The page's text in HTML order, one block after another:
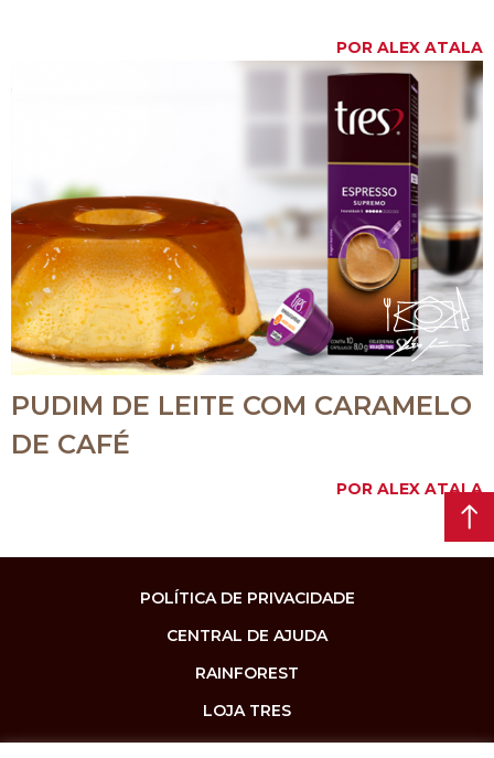
POR ALEX ATALA
PUDIM DE LEITE COM CARAMELO
DE CAFÉ
POR ALEX ATALA
POLÍTICA DE PRIVACIDADE
CENTRAL DE AJUDA
RAINFOREST
LOJA TRES